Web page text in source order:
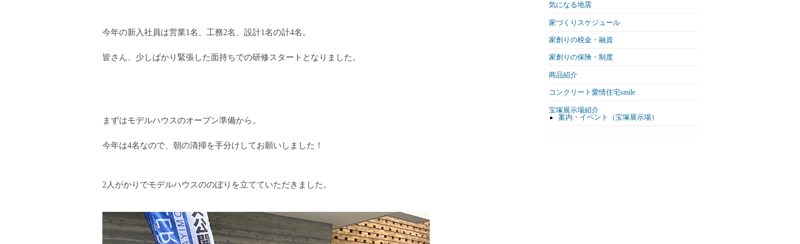
今年の新入社員は営業1名、工務2名、設計1名の計4名。
皆さん、少しばかり緊張した面持ちでの研修スタートとなりました。
まずはモデルハウスのオープン準備から。
今年は4名なので、朝の清掃を手分けしてお願いしました！
2人がかりでモデルハウスののぼりを立てていただきました。
気になる地震
家づくりスケジュール
家創りの税金・融資
家創りの保険・制度
商品紹介
コンクリート愛情住宅smile
宝塚展示場紹介
案内・イベント（宝塚展示場）